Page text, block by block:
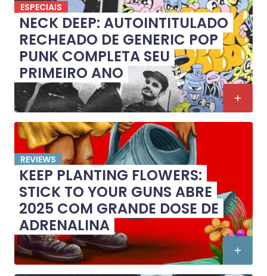
ESPECIAIS
NECK DEEP: AUTOINTITULADO
RECHEADO DE GENERIC POP
PUNK COMPLETA SEU
PRIMEIRO ANO
REVIEWS
KEEP PLANTING FLOWERS:
STICK TO YOUR GUNS ABRE
2025 COM GRANDE DOSE DE
ADRENALINA